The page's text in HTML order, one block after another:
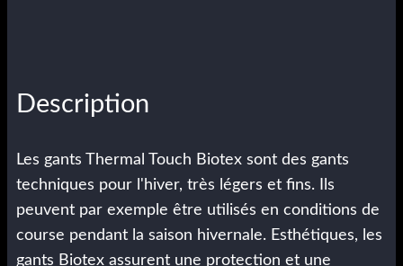
Description
Les gants Thermal Touch Biotex sont des gants
techniques pour l'hiver, très légers et fins. Ils
peuvent par exemple être utilisés en conditions de
course pendant la saison hivernale. Esthétiques, les
gants Biotex assurent une protection et une